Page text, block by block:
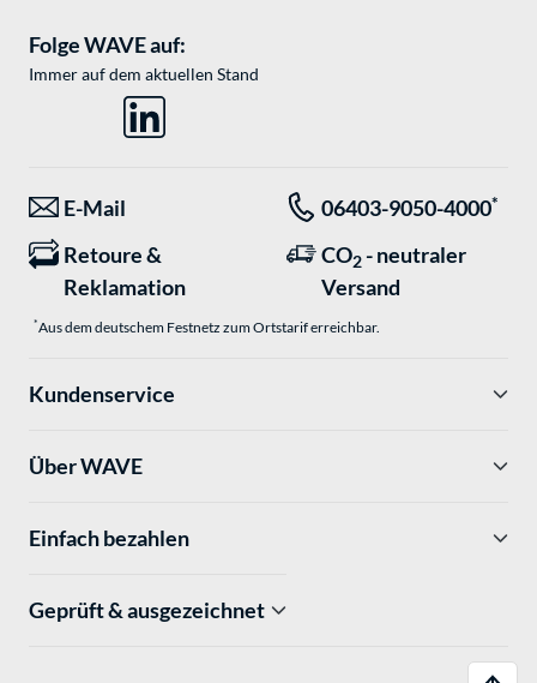
Folge WAVE auf:
Immer auf dem aktuellen Stand
E-Mail 06403-9050-4000*
Retoure &
Reklamation
CO2 - neutraler
Versand
*Aus dem deutschem Festnetz zum Ortstarif erreichbar.
Kundenservice
Über WAVE
Einfach bezahlen
Geprüft & ausgezeichnet